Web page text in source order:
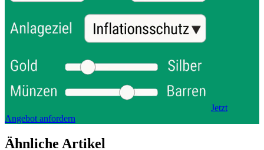
Jetzt
Angebot anfordern
Ähnliche Artikel